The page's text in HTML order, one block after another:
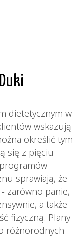
dietetycznym w
wskazują
określić tym
się z pięciu
sprawiają, że
zarówno panie,
a także
fizyczną. Plany
różnorodnych